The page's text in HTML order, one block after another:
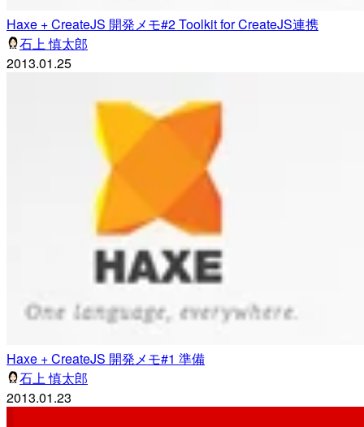
Haxe + CreateJS 開発メモ#2 Toolkit for CreateJS連携
石上 慎太郎
2013.01.25
Haxe + CreateJS 開発メモ#1 準備
石上 慎太郎
2013.01.23